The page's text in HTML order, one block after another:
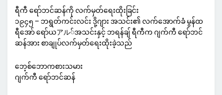
ရီကီ ရော်ဘင်ဆန်ကို လက်မှတ်ရေးထိုးခြင်း
၁၉၄၅ – ဘရွတ်ကင်းလင်း ဒို့ဂျား အသင်း၏ လက်အောက်ခံ မွန်ထ
ရီအော် ရော်ယアル်အသင်းနှင့် ဘရန်ချ် ရီကီက ဂျက်ကီ ရော်ဘင်
ဆန်အား စာချုပ်လက်မှတ်ရေးထိုးခဲ့သည်
ဘေ့စ်ဘောကစားသမား
ဂျက်ကီ ရော်ဘင်ဆန်